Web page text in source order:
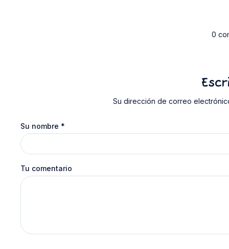
0
Su dirección de correo
Su nombre *
Tu comentario